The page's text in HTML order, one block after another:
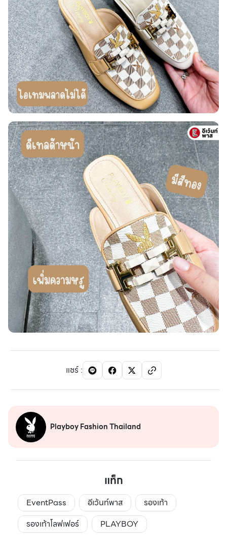
แชร์:
Playboy Fashion Thailand
แท็ก
EventPass อีเว้นท์พาส
รองเท้า
รองเท้าโลฟเฟอร์
PLAYBOY